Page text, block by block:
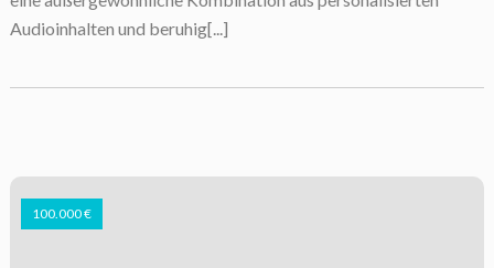
Audioinhalten und beruhig[...]
100.000 €